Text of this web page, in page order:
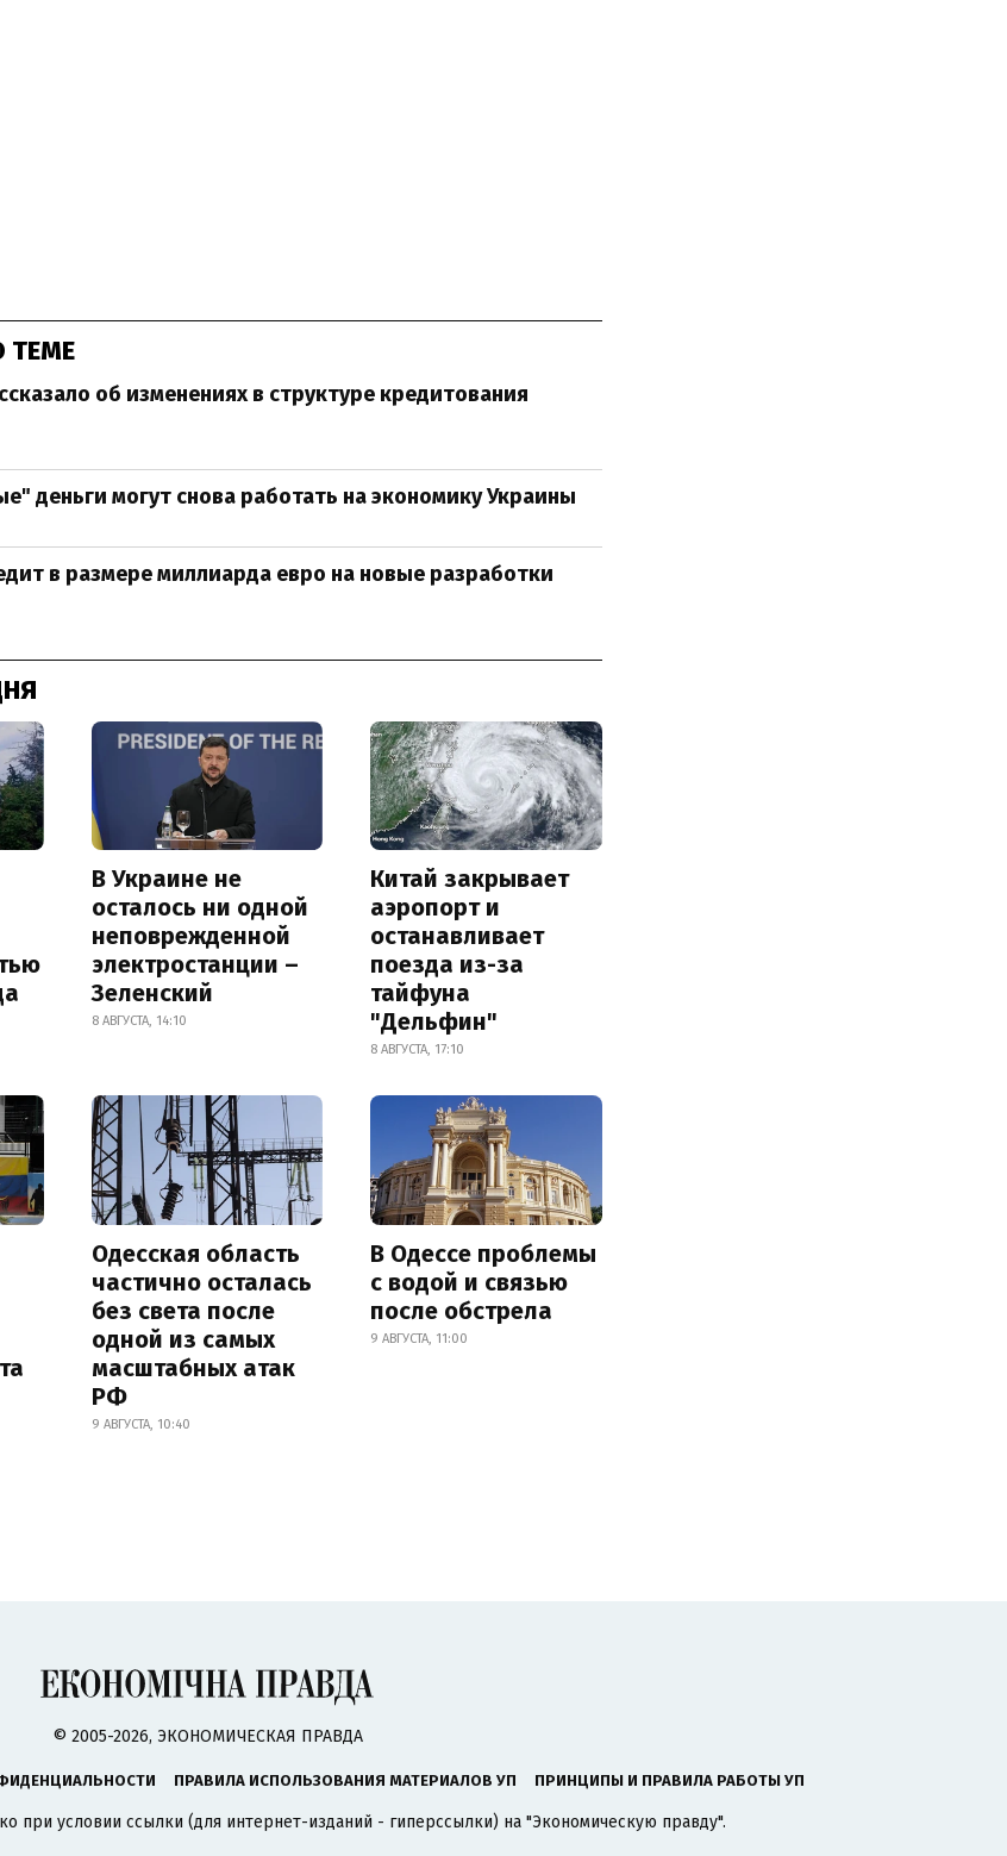
ТЕМЕ
об изменениях в структуре кредитования
деньги могут снова работать на экономику Украины
в размере миллиарда евро на новые разработки
В Украине не
осталось ни одной
неповрежденной
электростанции –
Зеленский
8 АВГУСТА, 14:10
Китай закрывает
аэропорт и
останавливает
поезда из-за
тайфуна
"Дельфин"
8 АВГУСТА, 17:10
Одесская область
частично осталась
без света после
одной из самых
масштабных атак
РФ
9 АВГУСТА, 10:40
В Одессе проблемы
с водой и связью
после обстрела
9 АВГУСТА, 11:00
© 2005-2026, ЭКОНОМИЧЕСКАЯ ПРАВДА
ПРАВИЛА ИСПОЛЬЗОВАНИЯ МАТЕРИАЛОВ УП ПРИНЦИПЫ И ПРАВИЛА РАБОТЫ УП
при условии ссылки (для интернет-изданий - гиперссылки) на "Экономическую правду".